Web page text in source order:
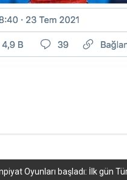
Oyunları başladı: İlk gün